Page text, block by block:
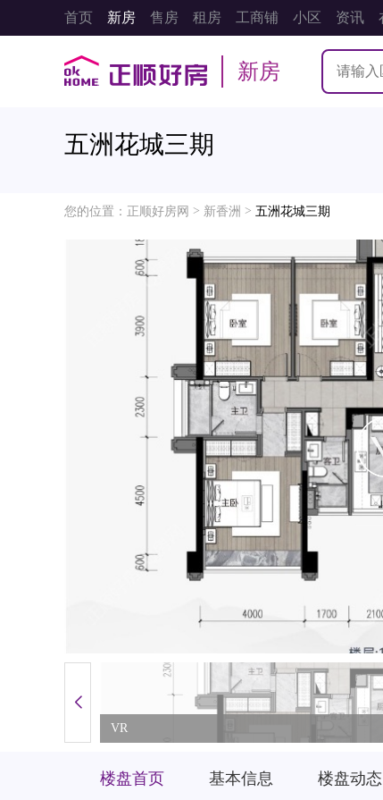
首页 新房 售房 租房 工商铺 小区 资讯
新房
五洲花城三期
您的位置： 正顺好房网 > 新香洲 > 五洲花城三期
VR
楼盘首页 基本信息 楼盘动态